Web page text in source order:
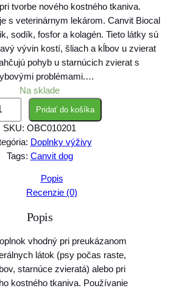
tvorbe nového kostného tkaniva.
s veterinárnym lekárom. Canvit Biocal
sodík, fosfor a kolagén. Tieto látky sú
vývin kostí, šliach a kĺbov u zvierat
pohyb u starnúcich zvierat s
problémami.…
Na sklade
Pridať do košíka
SKU: OBC010201
Doplnky výživy
Tags: Canvit dog
Popis
Recenzie (0)
Popis
vhodný pri preukázanom
látok (psy počas raste,
starnúce zvieratá) alebo pri
kostného tkaniva. Používanie